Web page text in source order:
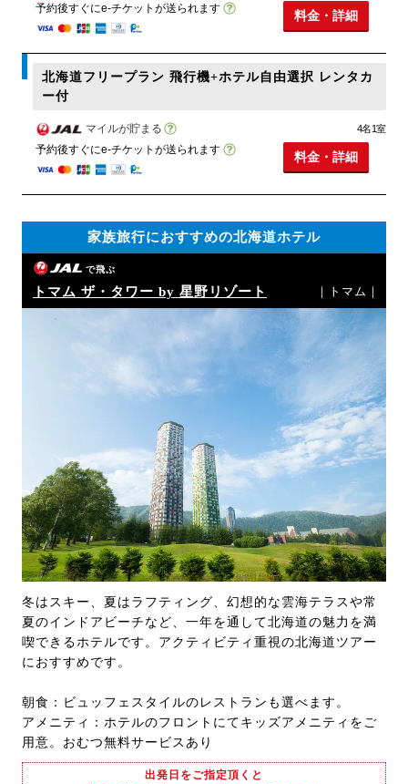
予約後すぐにe-チケットが送られます
料金・詳細
北海道フリープラン 飛行機+ホテル自由選択 レンタカ
ー付
マイルが貯まる
予約後すぐにe-チケットが送られます
4名1室
料金・詳細
家族旅行におすすめの北海道ホテル
で飛ぶ
トマム ザ・タワー by 星野リゾート ｜トマム｜
冬はスキー、夏はラフティング、幻想的な雲海テラスや常
夏のインドアビーチなど、一年を通して北海道の魅力を満
喫できるホテルです。アクティビティ重視の北海道ツアー
におすすめです。
朝食：ビュッフェスタイルのレストランも選べます。
アメニティ：ホテルのフロントにてキッズアメニティをご
用意。おむつ無料サービスあり
出発日をご指定頂くと